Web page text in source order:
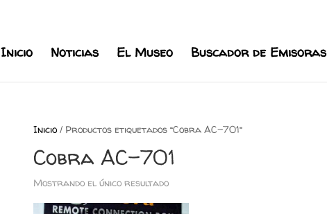
Inicio Noticias El Museo Buscador de Emisoras
Inicio/ Productos etiquetados “Cobra AC-701”
Cobra AC-701
Mostrando el único resultado